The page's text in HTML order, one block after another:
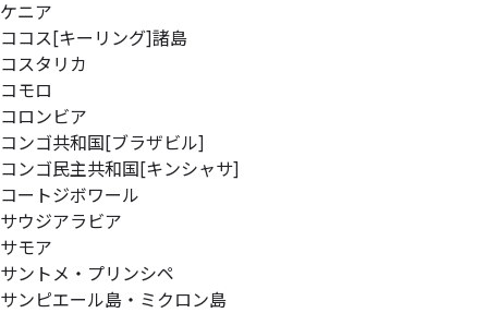
ケニア
ココス[キーリング]諸島
コスタリカ
コモロ
コロンビア
コンゴ共和国[ブラザビル]
コンゴ民主共和国[キンシャサ]
コートジボワール
サウジアラビア
サモア
サントメ・プリンシペ
サンピエール島・ミクロン島